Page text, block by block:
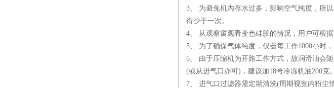
3、 为避免机内存水过多，影响空气纯度，所
得少于一次。
4、 从观察窗观看变色硅胶的情况，用户可根
5、 为了确保气体纯度，仪器每工作1000小时
6、 由于压缩机为开路工作方式，故润滑油会
(或从进气口亦可)，建议加18号冷冻机油200克。
7、 进气口过滤器需定期清洗(周期视室内粉尘